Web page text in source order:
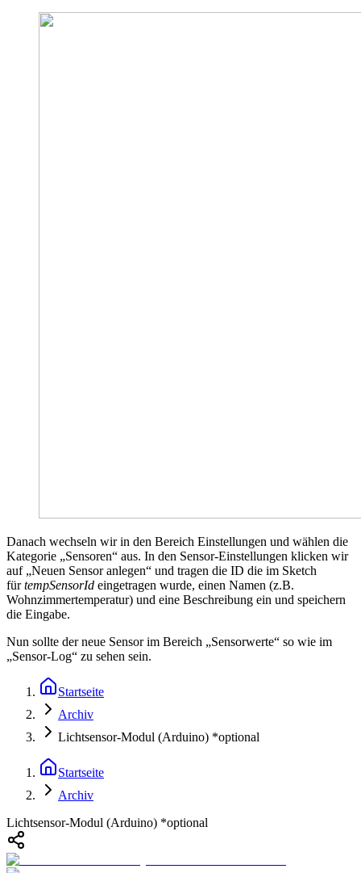
Danach wechseln wir in den Bereich Einstellungen und wählen die
Kategorie „Sensoren“ aus. In den Sensor-Einstellungen klicken wir
auf „Neuen Sensor anlegen“ und tragen die ID die im Sketch
fürtempSensorId eingetragen wurde, einen Namen (z.B.
Wohnzimmertemperatur) und eine Beschreibung ein und speichern
die Eingabe.
Nun sollte der neue Sensor im Bereich „Sensorwerte“ so wie im
„Sensor-Log“ zu sehen sein.
Startseite
Archiv
Lichtsensor-Modul (Arduino) *optional
Startseite
Archiv
Lichtsensor-Modul (Arduino) *optional